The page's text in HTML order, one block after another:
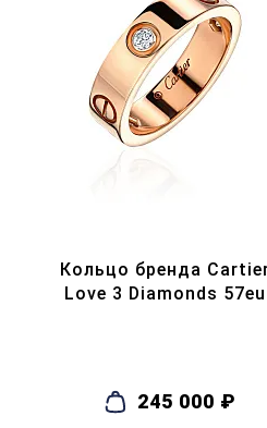
Кольцо бренда
Love 3 Diamonds 57eu
245 000 ₽